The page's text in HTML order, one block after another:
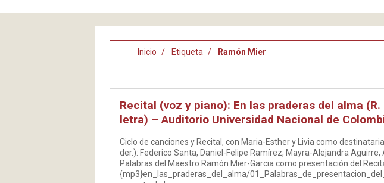
Inicio Etiqueta Ramón Mier
Recital (voz y piano): En las praderas del alma (R.
letra) – Auditorio Universidad Nacional de
Ciclo de canciones y Recital, con Maria-Esther y Livia como
der.): Federico Santa, Daniel-Felipe Ramírez, Mayra-Alejandra
Palabras del Maestro Ramón Mier-Garcia como presentación del
{mp3}en_las_praderas_del_alma/